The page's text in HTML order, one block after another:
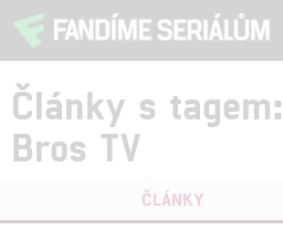
Články s
Bros TV
ČLÁNKY